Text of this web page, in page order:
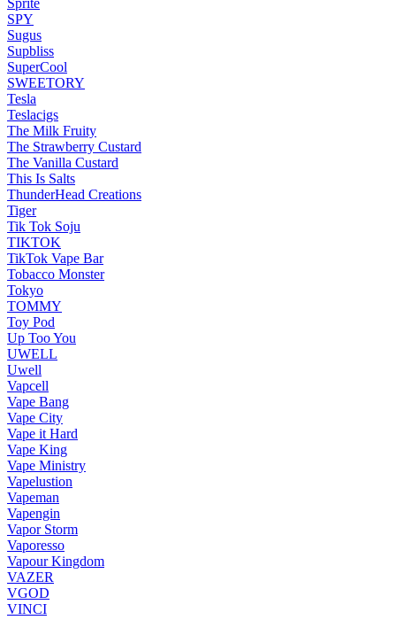
Sprite
SPY
Sugus
Supbliss
SuperCool
SWEETORY
Tesla
Teslacigs
The Milk Fruity
The Strawberry Custard
The Vanilla Custard
This Is Salts
ThunderHead Creations
Tiger
Tik Tok Soju
TIKTOK
TikTok Vape Bar
Tobacco Monster
Tokyo
TOMMY
Toy Pod
Up Too You
UWELL
Uwell
Vapcell
Vape Bang
Vape City
Vape it Hard
Vape King
Vape Ministry
Vapelustion
Vapeman
Vapengin
Vapor Storm
Vaporesso
Vapour Kingdom
VAZER
VGOD
VINCI